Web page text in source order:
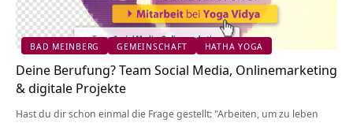
BAD MEINBERG GEMEINSCHAFT HATHA YOGA
Deine Berufung? Team Social Media, Onlinemarketing
& digitale Projekte
Hast du dir schon einmal die Frage gestellt: "Arbeiten, um zu leben